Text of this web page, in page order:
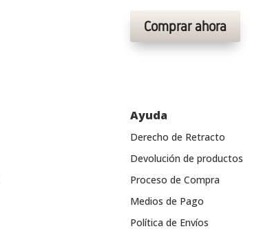
Comprar ahora
Ayuda
Derecho de Retracto
Devolución de productos
Proceso de Compra
Medios de Pago
Política de Envíos